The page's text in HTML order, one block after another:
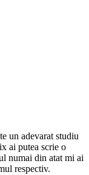
un adevarat studiu
ai putea scrie o
numai din atat mi ai
respectiv.